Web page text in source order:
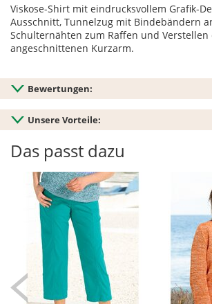
Viskose-Shirt mit eindrucksvollem Grafik-
Ausschnitt, Tunnelzug mit Bindebändern
Schulternähten zum Raffen und Verstellen
angeschnittenen Kurzarm.
Bewertungen:
Unsere Vorteile:
Das passt dazu